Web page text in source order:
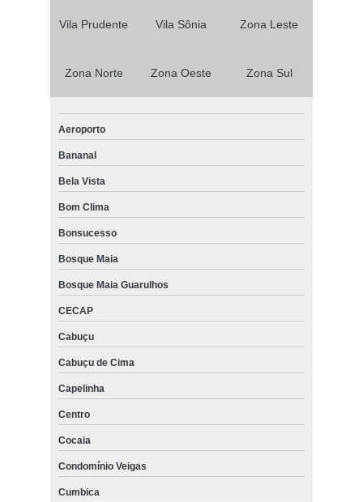
Vila Prudente Vila Sônia Zona Leste
Zona Norte Zona Oeste Zona Sul
Aeroporto
Bananal
Bela Vista
Bom Clima
Bonsucesso
Bosque Maia
Bosque Maia Guarulhos
CECAP
Cabuçu
Cabuçu de Cima
Capelinha
Centro
Cocaia
Condomínio Veigas
Cumbica